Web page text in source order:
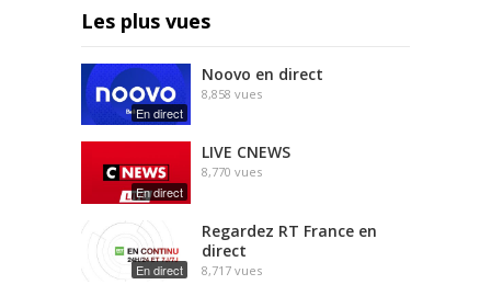
Les plus vues
En direct
Noovo en direct
8,858 vues
En direct
LIVE CNEWS
8,770 vues
En direct
Regardez RT France en
direct
8,717 vues